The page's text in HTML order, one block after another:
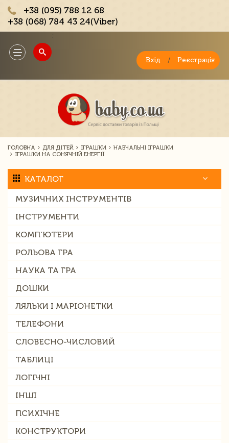
+38 (095) 788 12 68
+38 (068) 784 43 24(Viber)
Toggle
navigation
Вхід / Реєстрація
ГОЛОВНА ДЛЯ ДІТЕЙ ІГРАШКИ
НАВЧАЛЬНІ ІГРАШКИ
ІГРАШКИ НА СОНЯЧНІЙ ЕНЕРГІЇ
КАТАЛОГ
МУЗИЧНИХ ІНСТРУМЕНТІВ
ІНСТРУМЕНТИ
КОМП'ЮТЕРИ
РОЛЬОВА ГРА
НАУКА ТА ГРА
ДОШКИ
ЛЯЛЬКИ І МАРІОНЕТКИ
ТЕЛЕФОНИ
СЛОВЕСНО-ЧИСЛОВИЙ
ТАБЛИЦІ
ЛОГІЧНІ
ІНШІ
ПСИХІЧНЕ
КОНСТРУКТОРИ